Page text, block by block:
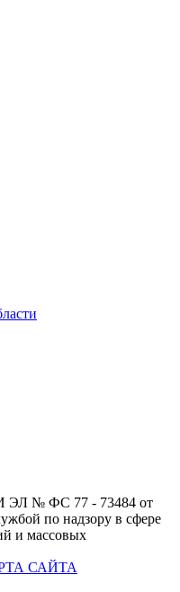
ЭЛ № ФС 77 - 73484 от
по надзору в сфере
и массовых
САЙТА